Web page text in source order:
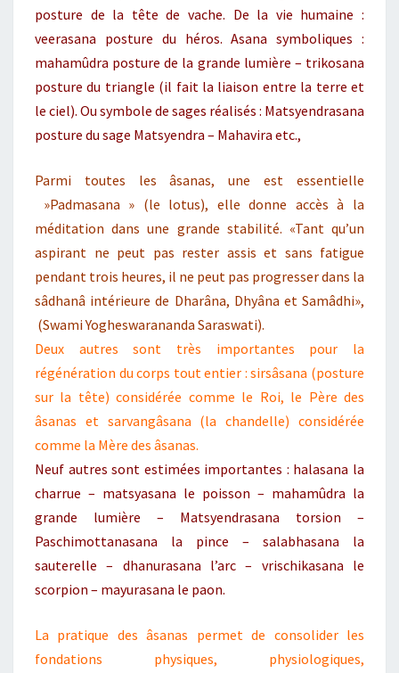
posture de la tête de vache. De la vie humaine :
veerasana posture du héros. Asana symboliques :
mahamûdra posture de la grande lumière – trikosana
posture du triangle (il fait la liaison entre la terre et
le ciel). Ou symbole de sages réalisés : Matsyendrasana
posture du sage Matsyendra – Mahavira etc.,
Parmi toutes les âsanas, une est essentielle
»Padmasana » (le lotus), elle donne accès à la
méditation dans une grande stabilité. «Tant qu’un
aspirant ne peut pas rester assis et sans fatigue
pendant trois heures, il ne peut pas progresser dans la
sâdhanâ intérieure de Dharâna, Dhyâna et Samâdhi»,
(Swami Yogheswarananda Saraswati).
Deux autres sont très importantes pour la
régénération du corps tout entier : sirsâsana (posture
sur la tête) considérée comme le Roi, le Père des
âsanas et sarvangâsana (la chandelle) considérée
comme la Mère des âsanas.
Neuf autres sont estimées importantes : halasana la
charrue – matsyasana le poisson – mahamûdra la
grande lumière – Matsyendrasana torsion –
Paschimottanasana la pince – salabhasana la
sauterelle – dhanurasana l’arc – vrischikasana le
scorpion – mayurasana le paon.
La pratique des âsanas permet de consolider les
fondations physiques, physiologiques,